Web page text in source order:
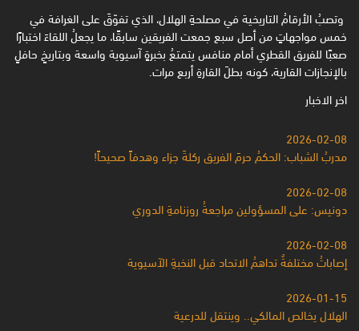
وتصبُ الأرقامُ التاريخية في مصلحةِ الهلال، الذي تفوّقَ على الغرافة في
خمس مواجهاتٍ من أصل سبع جمعت الفريقين سابقًا، ما يجعلُ اللقاءَ اختبارًا
صعبًا للفريق القطري أمام منافس يتمتعُ بخبرةٍ آسيوية واسعة وبتاريخٍ حافلٍ
بالإنجازات القارية، كونه بطلَ القارةِ أربع مرات.
اخر الاخبار
2026-02-08
مدربُ الشباب: الحكمُ حرمَ الفريق ركلةَ جزاء وهدفاً صحيحاً!
2026-02-08
دونيس: على المسؤولين مراجعةُ روزنامةِ الدوري
2026-02-08
إصاباتُ مختلفةٌ تداهمُ الاتحاد قبل النخبةِ الآسيوية
2026-01-15
الهلال يخالص المالكي.. وينتقل للدرعية